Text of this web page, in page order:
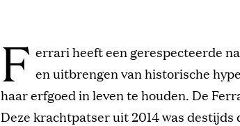
F errari heeft een gerespecteerde
en uitbrengen van historische
haar erfgoed in leven te houden. De
Deze krachtpatser uit 2014 was